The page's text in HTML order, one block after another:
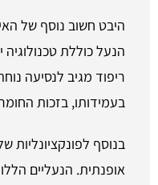
בעמידותו, בזכות
אופנתית. הנעליים